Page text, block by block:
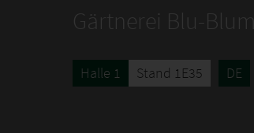
Gärtnerei Blu-
Halle 1 Stand 1E35 DE